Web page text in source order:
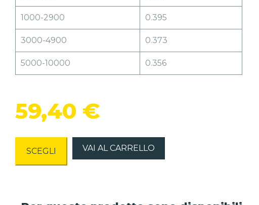
1000-2900 0.395
3000-4900 0.373
5000-10000 0.356
59,40 €
SCEGLI VAI AL CARRELLO